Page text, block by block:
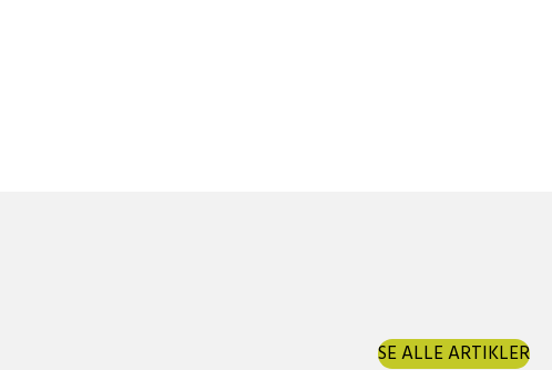
SE ALLE ARTIKLER